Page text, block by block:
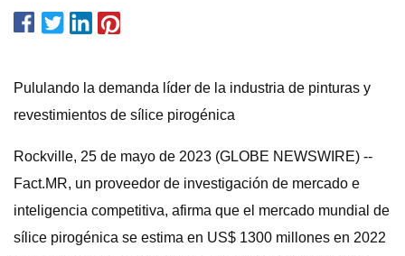
Pululando la demanda líder de la industria de pinturas y
revestimientos de sílice pirogénica
Rockville, 25 de mayo de 2023 (GLOBE NEWSWIRE) --
Fact.MR, un proveedor de investigación de mercado e
inteligencia competitiva, afirma que el mercado mundial de
sílice pirogénica se estima en US$ 1300 millones en 2022